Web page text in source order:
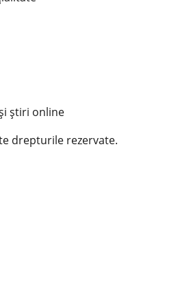
știri online
drepturile rezervate.